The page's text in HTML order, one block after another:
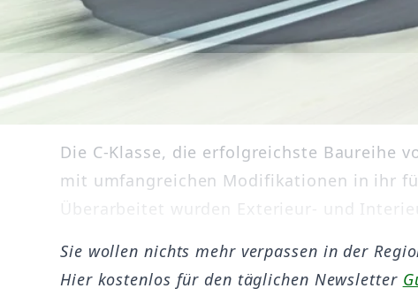
Die C-Klasse, die erfolgreichste Baureihe
mit umfangreichen Modifikationen in ihr
Überarbeitet wurden Exterieur- und
Sie wollen nichts mehr verpassen in der
Hier kostenlos für den täglichen Newsletter